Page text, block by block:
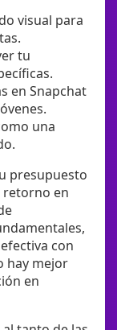
visual para
tu
en Snapchat
una
presupuesto
retorno en
con
hay mejor
en